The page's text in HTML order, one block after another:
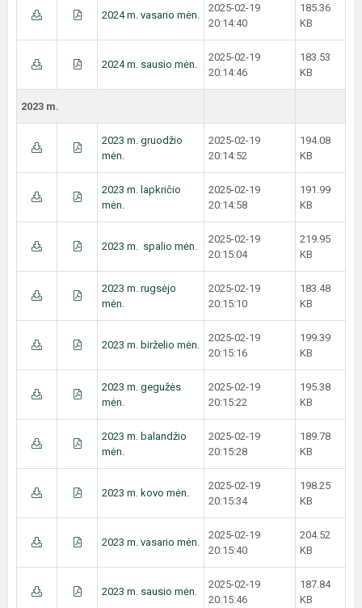
2024 m. vasario mėn.
2025-02-19
20:14:40
185.36
KB
2024 m. sausio mėn.
2025-02-19
20:14:46
183.53
KB
2023 m.
2023 m. gruodžio
mėn.
2025-02-19
20:14:52
194.08
KB
2023 m. lapkričio
mėn.
2025-02-19
20:14:58
191.99
KB
2023 m. spalio mėn.
2025-02-19
20:15:04
219.95
KB
2023 m. rugsėjo
mėn.
2025-02-19
20:15:10
183.48
KB
2023 m. birželio mėn.
2025-02-19
20:15:16
199.39
KB
2023 m. gegužės
mėn.
2025-02-19
20:15:22
195.38
KB
2023 m. balandžio
mėn.
2025-02-19
20:15:28
189.78
KB
2023 m. kovo mėn.
2025-02-19
20:15:34
198.25
KB
2023 m. vasario mėn.
2025-02-19
20:15:40
204.52
KB
2023 m. sausio mėn.
2025-02-19
20:15:46
187.84
KB